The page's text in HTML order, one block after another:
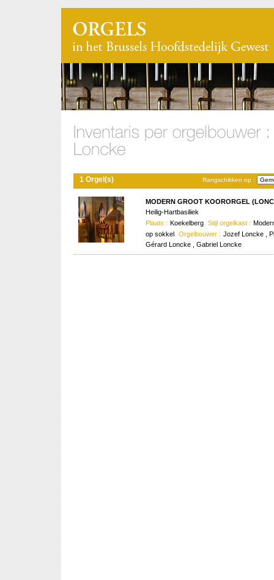
Rangschikken op :
1 Orgel(s)
MODERN GROOT KOORORGEL
Heilig-Hartbasiliek
Plaats : Koekelberg Stijl orgelkast :
op sokkel Orgelbouwer : Jozef Loncke ,
Gérard Loncke , Gabriel Loncke